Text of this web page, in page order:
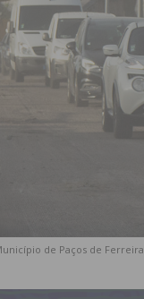
de Paços de Ferreira